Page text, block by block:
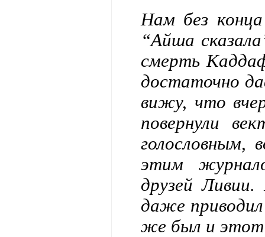
Нам без
“Айша
смерть
достаточно
вижу, что
повернули
голословным,
этим
друзей
даже
же был и этот